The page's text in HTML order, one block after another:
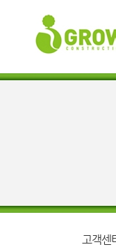
고객센